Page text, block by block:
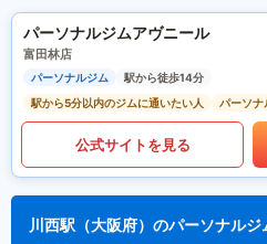
パーソナルジムアヴニール
富田林店
パーソナルジム
駅から徒歩14分
駅から5分以内のジムに通いたい人
パーソナ
公式サイトを見る
川西駅（大阪府）のパーソナル